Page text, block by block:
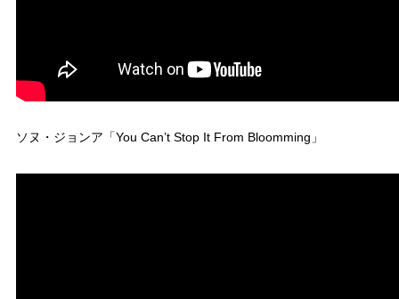
ソヌ・ジョンア「You Can’t Stop It From Bloomming」